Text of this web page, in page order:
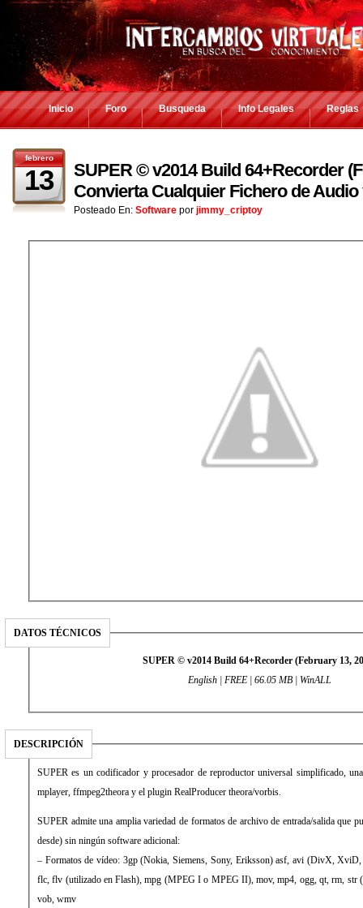
Inicio Foro Busqueda Info Legales Reglas
febrero
13
SUPER © v2014 Build 64+Recorder
Convierta Cualquier Fichero de Audio
Posteado En: Software por jimmy_criptoy
DATOS TÉCNICOS
SUPER © v2014 Build 64+Recorder (February 13,
English | FREE | 66.05 MB | WinALL
DESCRIPCIÓN
SUPER es un codificador y procesador de reproductor universal simplificado,
mplayer, ffmpeg2theora y el plugin RealProducer theora/vorbis.
SUPER admite una amplia variedad de formatos de archivo de entrada/salida que
desde) sin ningún software adicional:
– Formatos de vídeo: 3gp (Nokia, Siemens, Sony, Eriksson) asf, avi (DivX,
flc, flv (utilizado en Flash), mpg (MPEG I o MPEG II), mov, mp4, ogg, qt, rm, str
vob, wmv